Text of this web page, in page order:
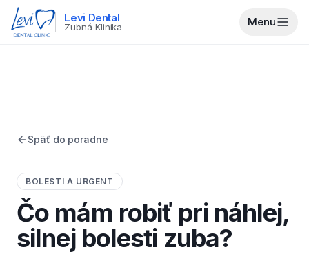
Levi Dental
Zubná Klinika Menu
Späť do poradne
BOLESTI A URGENT
Čo mám robiť pri náhlej,
silnej bolesti zuba?